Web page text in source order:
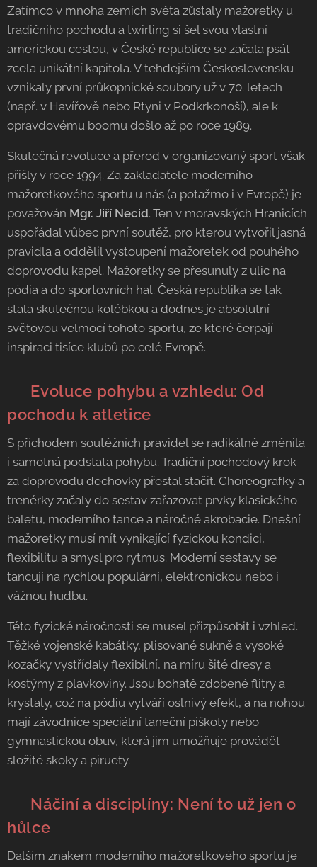
Zatímco v mnoha zemích světa zůstaly mažoretky u
tradičního pochodu a twirling si šel svou vlastní
americkou cestou, v České republice se začala psát
zcela unikátní kapitola. V tehdejším Československu
vznikaly první průkopnické soubory už v 70. letech
(např. v Havířově nebo Rtyni v Podkrkonoší), ale k
opravdovému boomu došlo až po roce 1989.
Skutečná revoluce a přerod v organizovaný sport však
přišly v roce 1994. Za zakladatele moderního
mažoretkového sportu u nás (a potažmo i v Evropě) je
považován Mgr. Jiří Necid. Ten v moravských Hranicích
uspořádal vůbec první soutěž, pro kterou vytvořil jasná
pravidla a oddělil vystoupení mažoretek od pouhého
doprovodu kapel. Mažoretky se přesunuly z ulic na
pódia a do sportovních hal. Česká republika se tak
stala skutečnou kolébkou a dodnes je absolutní
světovou velmocí tohoto sportu, ze které čerpají
inspiraci tisíce klubů po celé Evropě.
🤸‍♀️ Evoluce pohybu a vzhledu: Od
pochodu k atletice
S příchodem soutěžních pravidel se radikálně změnila
i samotná podstata pohybu. Tradiční pochodový krok
za doprovodu dechovky přestal stačit. Choreografky a
trenérky začaly do sestav zařazovat prvky klasického
baletu, moderního tance a náročné akrobacie. Dnešní
mažoretky musí mít vynikající fyzickou kondici,
flexibilitu a smysl pro rytmus. Moderní sestavy se
tancují na rychlou populární, elektronickou nebo i
vážnou hudbu.
Této fyzické náročnosti se musel přizpůsobit i vzhled.
Těžké vojenské kabátky, plisované sukně a vysoké
kozačky vystřídaly flexibilní, na míru šité dresy a
kostýmy z plavkoviny. Jsou bohatě zdobené flitry a
krystaly, což na pódiu vytváří oslnivý efekt, a na nohou
mají závodnice speciální taneční piškoty nebo
gymnastickou obuv, která jim umožňuje provádět
složité skoky a piruety.
🪄 Náčiní a disciplíny: Není to už jen o
hůlce
Dalším znakem moderního mažoretkového sportu je